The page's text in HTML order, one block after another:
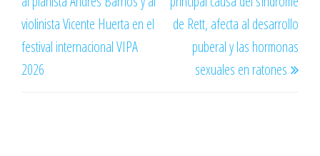
entradas
violinista Vicente Huerta en el
festival internacional VIPA
2026
de Rett, afecta al desarrollo
puberal y las hormonas
sexuales en ratones